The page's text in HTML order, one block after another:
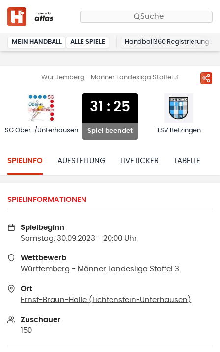
Suche
MEIN HANDBALL ALLE SPIELE Handball360 Registrierung
Württemberg - Männer Landesliga Staffel 3
SG Ober-/Unterhausen
31 : 25
Spiel beendet TSV Betzingen
SPIELINFO AUFSTELLUNG LIVETICKER TABELLE
SPIELINFORMATIONEN
Spielbeginn
Samstag, 30.09.2023 - 20:00 Uhr
Wettbewerb
Württemberg - Männer Landesliga Staffel 3
Ort
Ernst-Braun-Halle ( Lichtenstein-Unterhausen )
Zuschauer
150